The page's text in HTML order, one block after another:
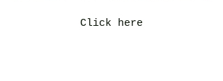
Click here